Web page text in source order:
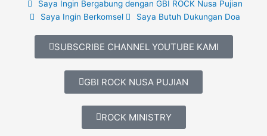
Saya Ingin Bergabung dengan GBI ROCK Nusa Pujian
Saya Ingin Berkomsel
Saya Butuh Dukungan Doa
SUBSCRIBE CHANNEL YOUTUBE KAMI
GBI ROCK NUSA PUJIAN
ROCK MINISTRY